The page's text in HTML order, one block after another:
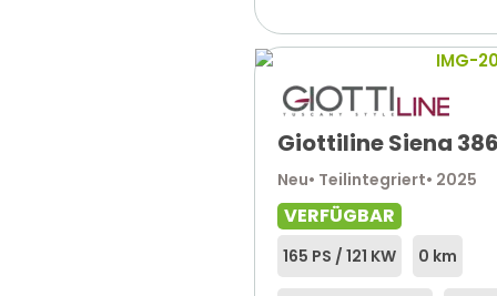
Giottiline Siena
Neu• Teilintegriert• 2025
VERFÜGBAR
165 PS / 121 KW 0 km